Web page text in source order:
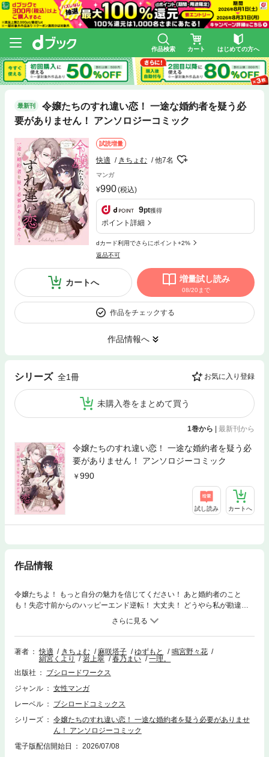
作品検索 カート はじめての方へ
最新刊
令嬢たちのすれ違い恋！ 一途な婚約者を疑う必
要がありません！ アンソロジーコミック
試読増量
快適 きちょむ 他7名
マンガ
990(税込)
9pt獲得
ポイント詳細
dカード利用でさらにポイント+2%
返品不可
カートへ 増量試し読み
08/20まで
作品をチェックする
作品情報へ
シリーズ 全1冊 お気に入り登録
未購入巻をまとめて買う
1巻から 最新刊から
令嬢たちのすれ違い恋！ 一途な婚約者を疑う必
要がありません！ アンソロジーコミック
990
試し読み カートへ
作品情報
令嬢たちよ！ もっと自分の魅力を信じてください！ あと婚約者のこと
も！失恋寸前からのハッピーエンド逆転！ 大丈夫！ どうやら私が勘違い
しただけです！誤解のち溺愛アンソロジーコミック「小説家になろう」か
ら人気4作品をコミカライズ！カバーイラスト：快適01 お見合いの相手
は、本当に私でお間違いありませんか？漫画：きちょむ 原作：麻咲塔子
02 王太子殿下の心変わり漫画：ゆずもと 原作：鳴宮野々花03 隣にいて
もいいですか？漫画：絹宮くより 原作：岩上翠04 私の婚約者は異世界
から来た聖女様にかかりきりですの漫画：春乃まい 原作：一理。
著者 快適 きちょむ 麻咲塔子 ゆずもと
鳴宮野々花
絹宮くより
岩上翠 春乃まい
一理。
出版社
ブシロードワークス
ジャンル
女性マンガ
レーベル
ブシロードコミックス
シリーズ
令嬢たちのすれ違い恋！ 一途な婚約者を疑う必要がありませ
ん！ アンソロジーコミック
電子版配信開始日
2026/07/08